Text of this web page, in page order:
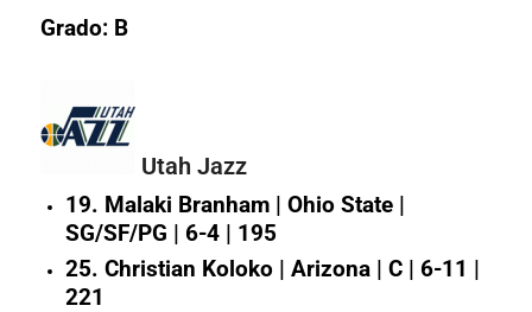
Grado: B
Utah Jazz
19. Malaki Branham | Ohio State |
SG/SF/PG | 6-4 | 195
25. Christian Koloko | Arizona | C | 6-11 |
221